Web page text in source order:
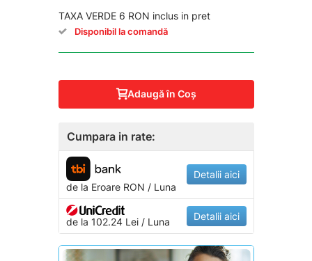
TAXA VERDE 6 RON inclus in pret
Disponibil la comandă
Adaugă în Coş
Cumpara in rate:
de la EroareRON / Luna
Detalii aici
de la 102.24 Lei / Luna Detalii aici